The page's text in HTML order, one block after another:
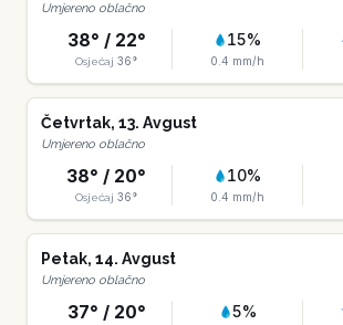
Umjereno oblačno
38° / 22°
Osjećaj 36°
15%
0.4 mm/h
Četvrtak, 13. Avgust
Umjereno oblačno
38° / 20°
Osjećaj 36°
10%
0.4 mm/h
Petak, 14. Avgust
Umjereno oblačno
37° / 20° 5%